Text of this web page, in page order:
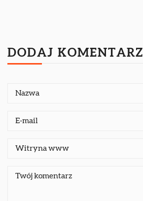
DODAJ KOMENTARZ